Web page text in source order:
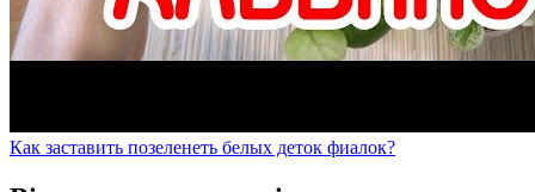
Как заставить позеленеть белых деток фиалок?